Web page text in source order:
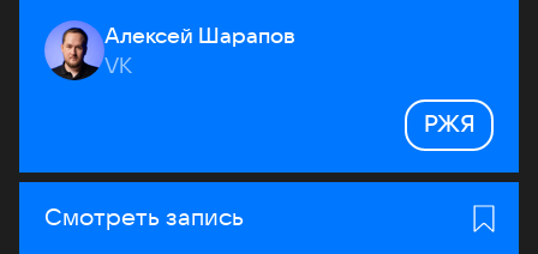
Алексей Шарапов
VK
РЖЯ
Смотреть запись